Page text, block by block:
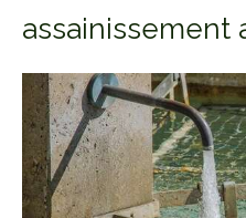
assainissement